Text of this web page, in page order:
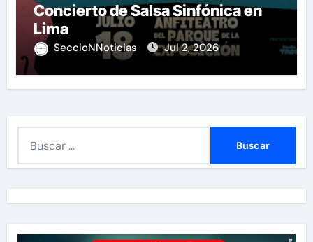
Concierto de Salsa Sinfónica en
Lima
SeccioNNoticias Jul 2, 2026
r